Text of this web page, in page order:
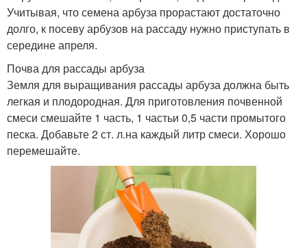
Учитывая, что семена арбуза прорастают достаточно
долго, к посеву арбузов на рассаду нужно приступать в
середине апреля.
Почва для рассады арбуза
Земля для выращивания рассады арбуза должна быть
легкая и плодородная. Для приготовления почвенной
смеси смешайте 1 часть, 1 частьи 0,5 части промытого
песка. Добавьте 2 ст. л.на каждый литр смеси. Хорошо
перемешайте.